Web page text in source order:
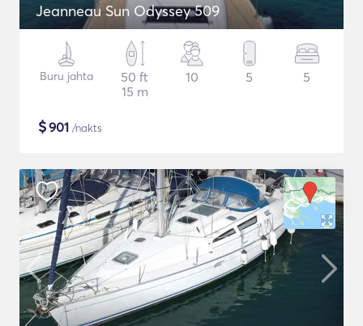
Jeanneau Sun Odyssey 509
Buru jahta
50 ft
15 m
10 5 5
$901 /nakts